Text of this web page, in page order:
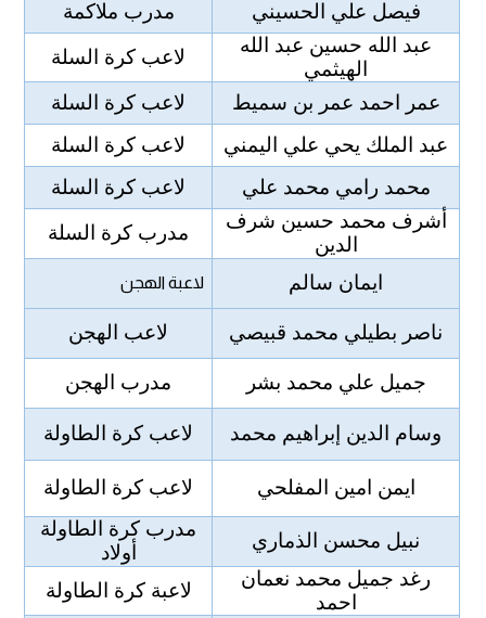
فيصل علي الحسيني
مدرب ملاكمة
عبد الله حسين عبد الله
الهيثمي
لاعب كرة السلة
عمر احمد عمر بن سميط
لاعب كرة السلة
عبد الملك يحي علي اليمني
لاعب كرة السلة
محمد رامي محمد علي
لاعب كرة السلة
أشرف محمد حسين شرف
الدين
مدرب كرة السلة
ايمان سالم لاعبة الهجن
ناصر بطيلي محمد قبيصي لاعب الهجن
جميل علي محمد بشر مدرب الهجن
وسام الدين إبراهيم محمد لاعب كرة الطاولة
ايمن امين المفلحي لاعب كرة الطاولة
نبيل محسن الذماري
مدرب كرة الطاولة
أولاد
رغد جميل محمد نعمان
احمد
لاعبة كرة الطاولة